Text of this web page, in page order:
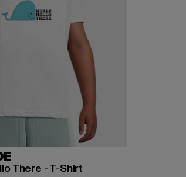
There - T-Shirt